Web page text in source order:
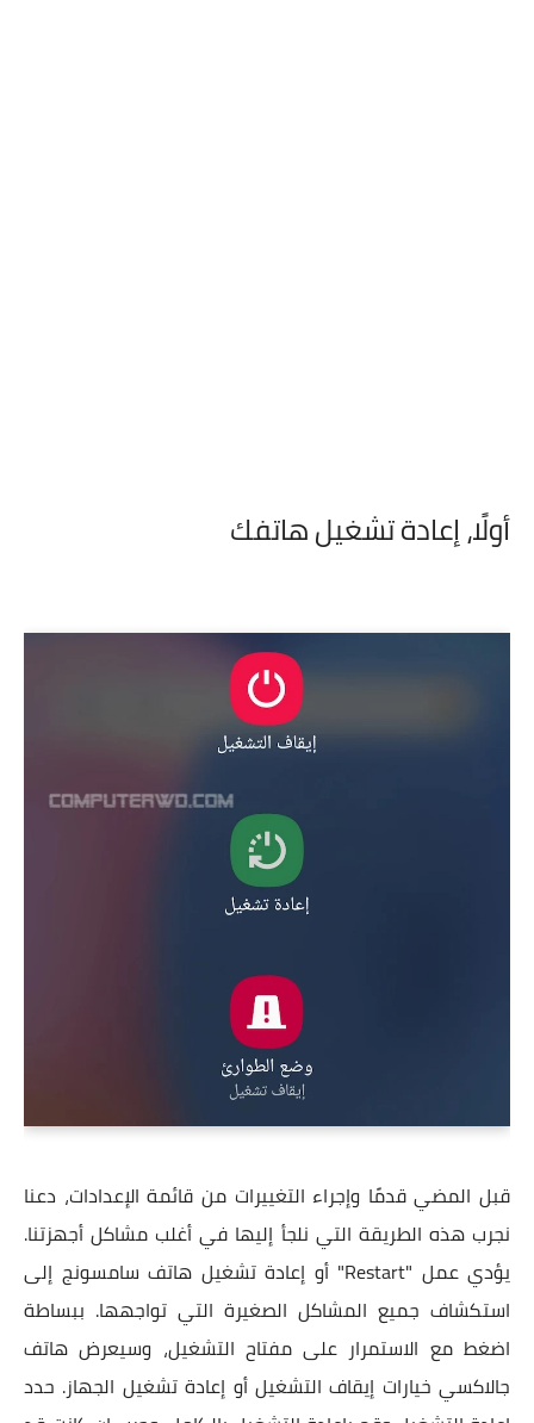
أولًا،إعادة تشغيل هاتفك
قبل المضي قدمًا وإجراء التغييرات من قائمة الإعدادات، دعنا
نجرب هذه الطريقة التي نلجأ إليها في أغلب مشاكل أجهزتنا.
يؤدي عمل "Restart" أو إعادة تشغيل هاتف سامسونج إلى
استكشاف جميع المشاكل الصغيرة التي تواجهها. ببساطة
اضغط مع الاستمرار على مفتاح التشغيل، وسيعرض هاتف
جالاكسي خيارات إيقاف التشغيل أو إعادة تشغيل الجهاز. حدد